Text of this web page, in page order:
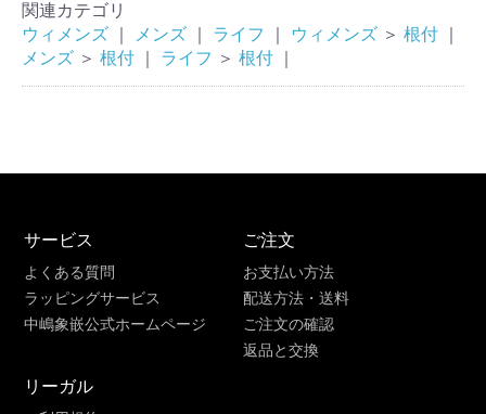
関連カテゴリ
ウィメンズ
メンズ ライフ ウィメンズ ＞ 根付
メンズ ＞ 根付 ライフ ＞ 根付
サービス
よくある質問
ラッピングサービス
中嶋象嵌公式ホームページ
ご注文
お支払い方法
配送方法・送料
ご注文の確認
返品と交換
リーガル